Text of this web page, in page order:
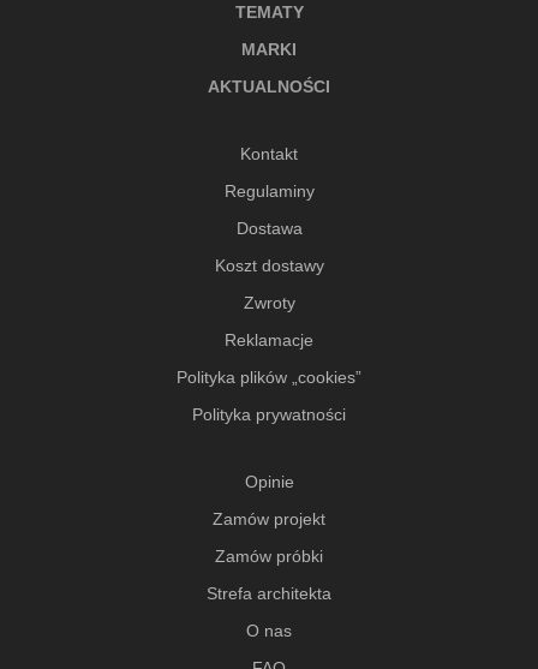
TEMATY
MARKI
AKTUALNOŚCI
Kontakt
Regulaminy
Dostawa
Koszt dostawy
Zwroty
Reklamacje
Polityka plików „cookies”
Polityka prywatności
Opinie
Zamów projekt
Zamów próbki
Strefa architekta
O nas